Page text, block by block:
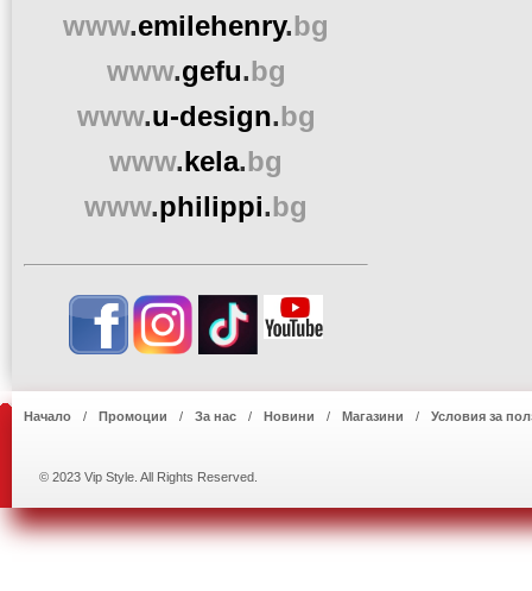
www.emilehenry.bg
www.gefu.bg
www.u-design.bg
www.kela.bg
www.philippi.bg
Начало Промоции За нас Новини Магазини Условия за
© 2023 Vip Style. All Rights Reserved.